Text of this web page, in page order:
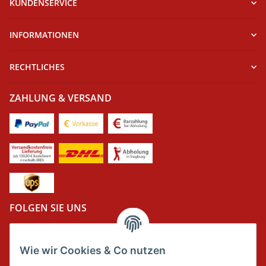
Wie wir Cookies & Co nutzen
KUNDENSERVICE
INFORMATIONEN
RECHTLICHES
ZAHLUNG & VERSAND
FOLGEN SIE UNS